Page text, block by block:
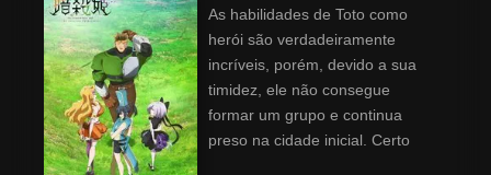
As habilidades de Toto como
herói são verdadeiramente
incríveis, porém, devido a sua
timidez, ele não consegue
formar um grupo e continua
preso na cidade inicial. Certo